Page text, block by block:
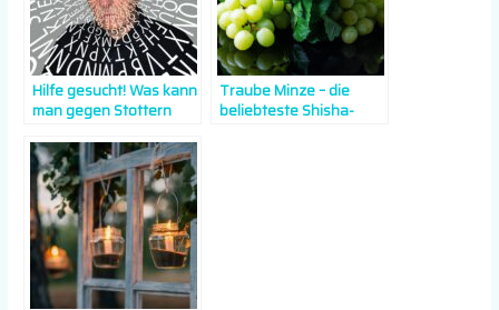
Hilfe gesucht! Was kann
man gegen Stottern
Traube Minze – die
beliebteste Shisha-